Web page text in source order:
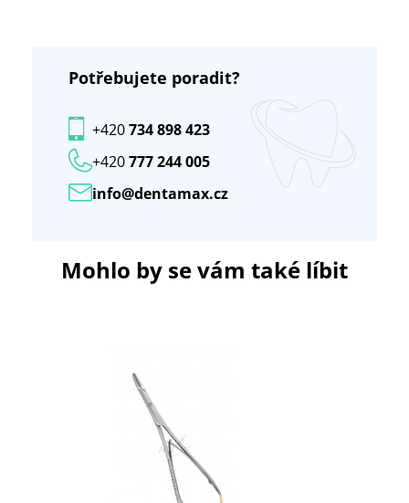
Potřebujete poradit?
info@dentamax.cz
+420777 244 005
+420734 898 423
Mohlo by se vám také líbit